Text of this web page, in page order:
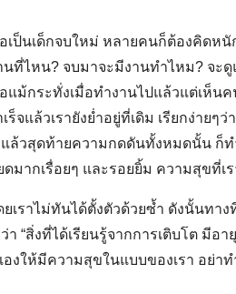
ป็นเด็กจบใหม่ หลายคนก็ต้องคิดหนั
นที่ไหน? จบมาจะมีงานทำไหม? จะ
กระทั่งเมื่อทำงานไปแล้วแต่เห็นคน
แล้วเรายังย่ำอยู่ที่เดิม เรียกง่ายๆว่า
ล้วสุดท้ายความกดดันทั้งหมดนั้น ก็ทำ
มากเรื่อยๆ และรอยยิ้ม ความสุขที่เร
ราไม่ทันได้ตั้งตัวด้วยซ้ำ ดังนั้นทา
“สิ่งที่ได้เรียนรู้จากการเติบโต มีอ
ให้มีความสุขในแบบของเรา อย่าท